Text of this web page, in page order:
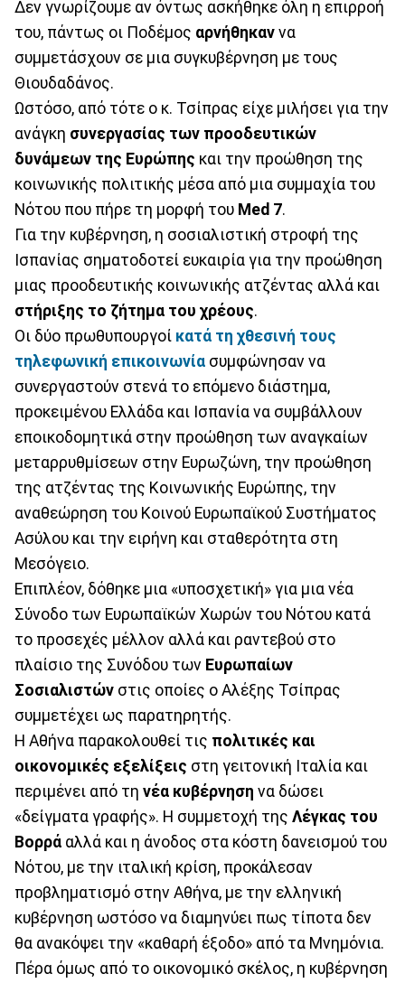
Δεν γνωρίζουμε αν όντως ασκήθηκε όλη η επιρροή
του, πάντως οι Ποδέμος αρνήθηκαν να
συμμετάσχουν σε μια συγκυβέρνηση με τους
Θιουδαδάνος.
Ωστόσο, από τότε ο κ. Τσίπρας είχε μιλήσει για την
ανάγκη συνεργασίας των προοδευτικών
δυνάμεων της Ευρώπης και την προώθηση της
κοινωνικής πολιτικής μέσα από μια συμμαχία του
Νότου που πήρε τη μορφή του Med 7.
Για την κυβέρνηση, η σοσιαλιστική στροφή της
Ισπανίας σηματοδοτεί ευκαιρία για την προώθηση
μιας προοδευτικής κοινωνικής ατζέντας αλλά και
στήριξης το ζήτημα του χρέους.
Οι δύο πρωθυπουργοί κατά τη χθεσινή τους
τηλεφωνική επικοινωνία συμφώνησαν να
συνεργαστούν στενά το επόμενο διάστημα,
προκειμένου Ελλάδα και Ισπανία να συμβάλλουν
εποικοδομητικά στην προώθηση των αναγκαίων
μεταρρυθμίσεων στην Ευρωζώνη, την προώθηση
της ατζέντας της Κοινωνικής Ευρώπης, την
αναθεώρηση του Κοινού Ευρωπαϊκού Συστήματος
Ασύλου και την ειρήνη και σταθερότητα στη
Μεσόγειο.
Επιπλέον, δόθηκε μια «υποσχετική» για μια νέα
Σύνοδο των Ευρωπαϊκών Χωρών του Νότου κατά
το προσεχές μέλλον αλλά και ραντεβού στο
πλαίσιο της Συνόδου των Ευρωπαίων
Σοσιαλιστών στις οποίες ο Αλέξης Τσίπρας
συμμετέχει ως παρατηρητής.
Η Αθήνα παρακολουθεί τις πολιτικές και
οικονομικές εξελίξεις στη γειτονική Ιταλία και
περιμένει από τη νέα κυβέρνηση να δώσει
«δείγματα γραφής». Η συμμετοχή της Λέγκας του
Βορρά αλλά και η άνοδος στα κόστη δανεισμού του
Νότου, με την ιταλική κρίση, προκάλεσαν
προβληματισμό στην Αθήνα, με την ελληνική
κυβέρνηση ωστόσο να διαμηνύει πως τίποτα δεν
θα ανακόψει την «καθαρή έξοδο» από τα Μνημόνια.
Πέρα όμως από το οικονομικό σκέλος, η κυβέρνηση